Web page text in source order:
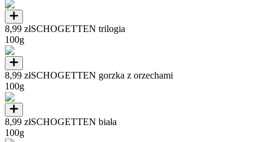
8,99 złSCHOGETTEN trilogia
100g
8,99 złSCHOGETTEN gorzka z orzechami
100g
8,99 złSCHOGETTEN biała
100g